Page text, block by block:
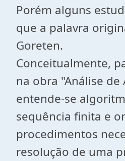
Porém alguns
que a palavra
Goreten.
Conceitualmente,
na obra "Análise
entende-se
sequência finita e
procedimentos
resolução de uma